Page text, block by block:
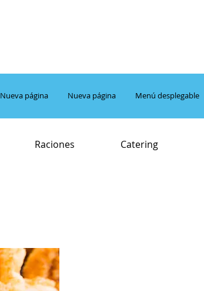
Nueva página Nueva página Menú desplegable
Raciones Catering